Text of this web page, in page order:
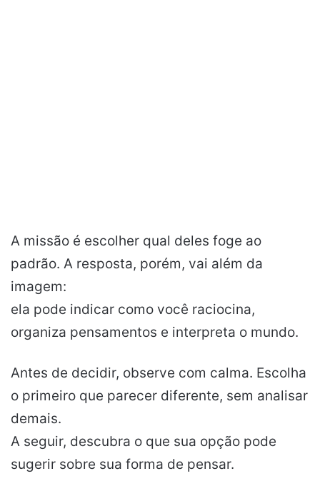
A missão é escolher qual deles foge ao
padrão. A resposta, porém, vai além da
imagem:
ela pode indicar como você raciocina,
organiza pensamentos e interpreta o mundo.
Antes de decidir, observe com calma. Escolha
o primeiro que parecer diferente, sem analisar
demais.
A seguir, descubra o que sua opção pode
sugerir sobre sua forma de pensar.